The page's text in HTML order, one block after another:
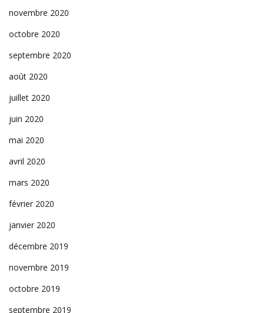
novembre 2020
octobre 2020
septembre 2020
août 2020
juillet 2020
juin 2020
mai 2020
avril 2020
mars 2020
février 2020
janvier 2020
décembre 2019
novembre 2019
octobre 2019
septembre 2019